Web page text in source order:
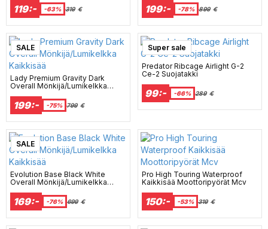
119:- -63% 319 € 199:- -78% 899 €
SALE
Lady Premium Gravity Dark
Overall Mönkijä/Lumikelkka
199:- -75% 799 €
Super sale
Predator Ribcage Airlight G-2
Ce-2 Suojatakki
99:- -66% 289 €
SALE
Evolution Base Black White
Overall Mönkijä/Lumikelkka
169:- -76% 699 €
Pro High Touring Waterproof
Kaikkisää Moottoripyörät Mcv
150:- -53% 319 €